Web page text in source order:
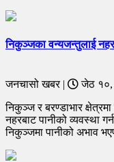
निकुञ्जका वन्यजन्तुलाई
जनचासो खबर |
जेठ १०,
निकुञ्ज र बरण्डाभार
नहरबाट पानीको व्यवस्था
निकुञ्जमा पानीको अभाव